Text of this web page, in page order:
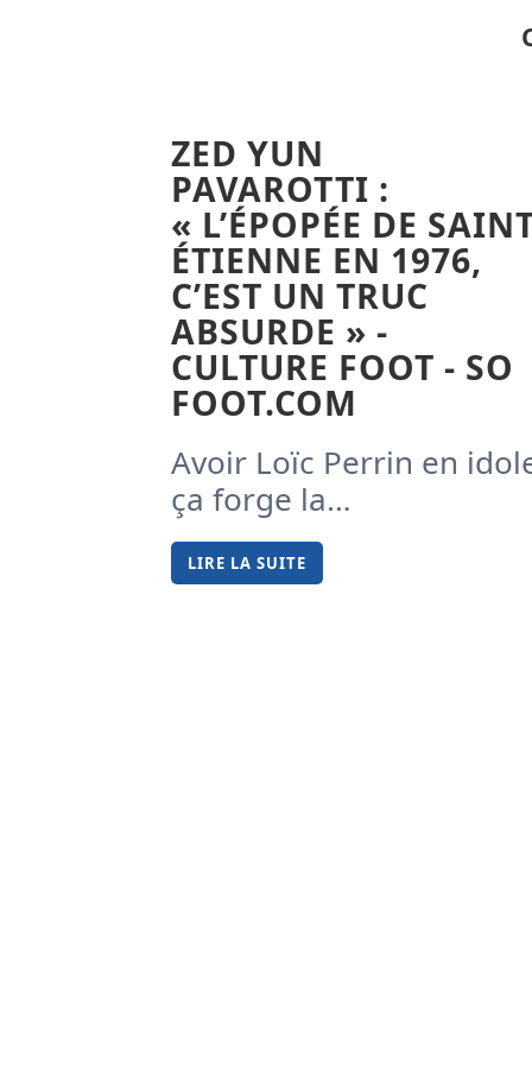
ZED YUN
PAVAROTTI :
« L’ÉPOPÉE DE
ÉTIENNE EN 1976,
C’EST UN TRUC
ABSURDE » -
CULTURE FOOT - SO
FOOT.COM
Avoir Loïc Perrin en
ça forge la…
LIRE LA SUITE